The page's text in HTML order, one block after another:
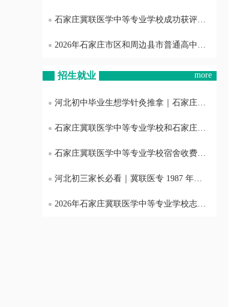
石家庄冀联医学中等专业学校成功获评省级优秀组织单位
2026年石家庄市区和周边县市普通高中录取分数线
招生就业 more
河北初中毕业生想学针灸推拿｜石家庄冀联医专对口专业详解，课程 + 升学 + 就业全梳理
石家庄冀联医学中等专业学校和石家庄白求恩 医学中等专业学校是一家吗？
石家庄冀联医学中等专业学校宿舍收费明细！电费全额免除，无住宿隐形消费
河北初三家长必看｜冀联医专 1987 年老牌医学中专 2026 招生详情，护理 / 3+3 升学班名额有限
2026年石家庄冀联医学中等专业学校志愿录取什么时候发通知书